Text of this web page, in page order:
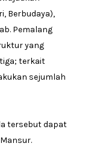
Berbudaya),
Pemalang
yang
terkait
sejumlah
tersebut dapat